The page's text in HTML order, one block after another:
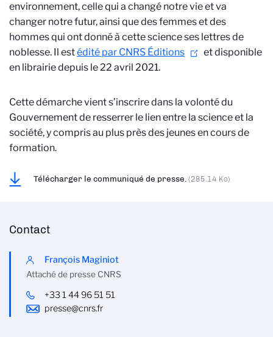
environnement, celle qui a changé notre vie et va
changer notre futur, ainsi que des femmes et des
hommes qui ont donné à cette science ses lettres de
noblesse. Il estédité par CNRS Éditions
et disponible
en librairie depuis le 22 avril 2021.
Cette démarche vient s’inscrire dans la volonté du
Gouvernement de resserrer le lien entre la science et la
société, y compris au plus près des jeunes en cours de
formation.
Télécharger le communiqué de presse. (285.14 Ko)
Contact
François Maginiot
Attaché de presse CNRS
+33 1 44 96 51 51
presse@cnrs.fr